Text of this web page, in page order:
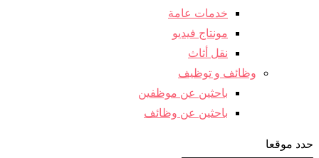
خدمات عامة
مونتاج فيديو
نقل أثاث
وظائف و توظيف
باحثين عن موظفين
باحثين عن وظائف
حدد موقعا